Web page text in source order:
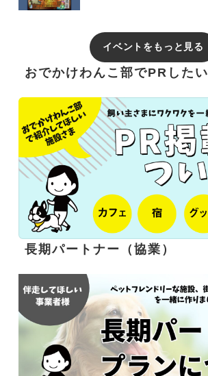
イベントをもっと見る
おでかけわんこ部でPRしたい
長期パートナー（協業）